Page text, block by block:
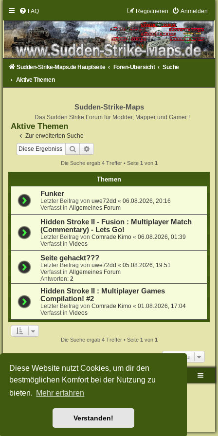
Diese Website nutzt Cookies, um dir den
bestmöglichen Komfort bei der Nutzung zu
bieten. Mehr erfahren
Verstanden!
FAQ Anmelden
Registrieren
Sudden-Strike-Maps.de Hauptseite Foren-Übersicht
Suche
Aktive Themen
Sudden-Strike-Maps
Das Sudden Strike Forum für Modder, Mapper und Gamer !
Aktive Themen
Zur erweiterten Suche
Suche
Die Suche ergab 4 Treffer • Seite 1 von 1
Themen
Funker
Letzter Beitrag vonuwe72dd «06.08.2026, 20:16
Verfasst inAllgemeines Forum
Hidden Stroke II - Fusion : Multiplayer Match
(Commentary) - Lets Go!
Letzter Beitrag vonComrade Kimo «06.08.2026, 01:39
Verfasst inVideos
Seite gehackt???
Letzter Beitrag vonuwe72dd «05.08.2026, 19:51
Verfasst inAllgemeines Forum
Antworten:2
Hidden Stroke II : Multiplayer Games
Compilation! #2
Letzter Beitrag vonComrade Kimo «01.08.2026, 17:04
Verfasst inVideos
Die Suche ergab 4 Treffer • Seite 1 von 1
Gehe zu
Sudden-Strike-Maps.de Hauptseite Foren-Übersicht
Powered byphpBB® Forum Software © phpBB Limited
Style: Green-Style-Split by Joyce&LunaphpBB-Style-Design
Nutzungsbedingungen